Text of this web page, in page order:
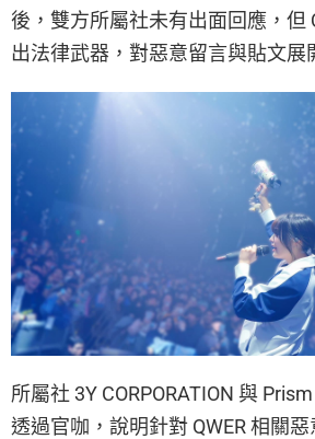
後，雙方所屬社未有出面回應，但
出法律武器，對惡意留言與貼文展
所屬社 3Y CORPORATION 與
透過官咖，說明針對 QWER 相關